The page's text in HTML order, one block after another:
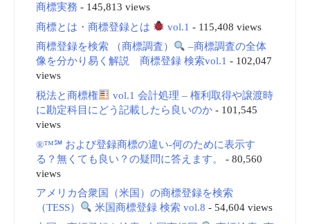
商標実務 - 145,813 views
商標とは・商標登録とは
vol.1 - 115,408 views
商標登録を検索 （商標調査）
–商標調査の全体
像を分かり易く解説 商標登録 検索vol.1 - 102,047
views
税法と商標権
vol.1 会計処理 – 権利取得や譲渡時
に勘定科目にどう記載したら良いのか- 101,545
views
®™℠ および登録商標の違い-何のために表示す
る？無くても良い？の疑問に答えます。
- 80,560
views
アメリカ合衆国（米国）の商標登録を検索
（TESS）
米国商標登録 検索 vol.8 - 54,604 views